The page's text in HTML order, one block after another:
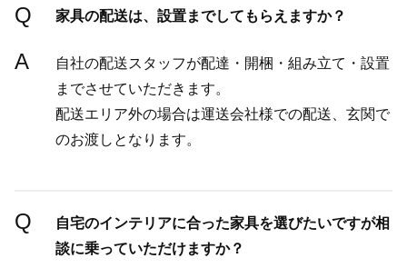
Q 家具の配送は、設置までしてもらえますか？
A
自社の配送スタッフが配達・開梱・組み立て・設置
までさせていただきます。
配送エリア外の場合は運送会社様での配送、玄関で
のお渡しとなります。
Q
自宅のインテリアに合った家具を選びたいですが相
談に乗っていただけますか？